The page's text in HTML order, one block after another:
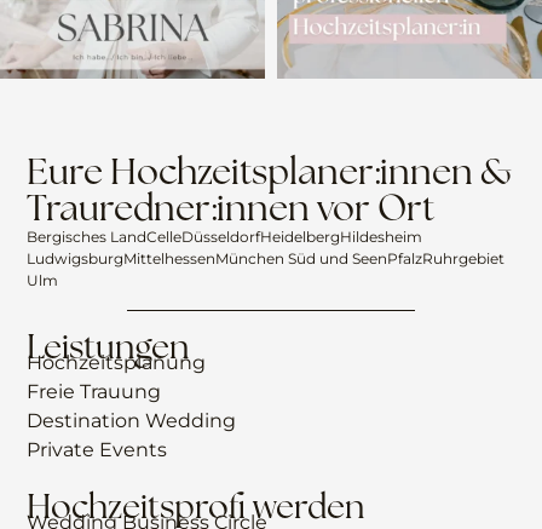
Eure Hochzeitsplaner:innen &
Trauredner:innen vor Ort
Bergisches LandCelleDüsseldorfHeidelbergHildesheim
LudwigsburgMittelhessenMünchen Süd und SeenPfalzRuhrgebiet
Ulm
Leistungen
Hochzeitsplanung
Freie Trauung
Destination Wedding
Private Events
Hochzeitsprofi werden
Wedding Business Circle